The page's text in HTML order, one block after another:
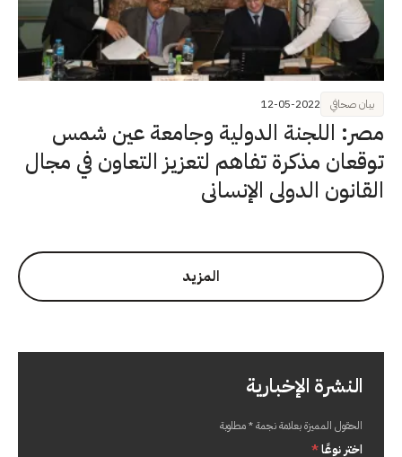
مصر: اللجنة الدولية وجامعة عين شمس
توقعان مذكرة تفاهم لتعزيز التعاون في مجال
القانون الدولي الإنساني
بيان صحافي 12-05-2022
المزيد
النشرة الإخبارية
الحقول المميزة بعلامة نجمة * مطلوبة
اختر نوعًا*